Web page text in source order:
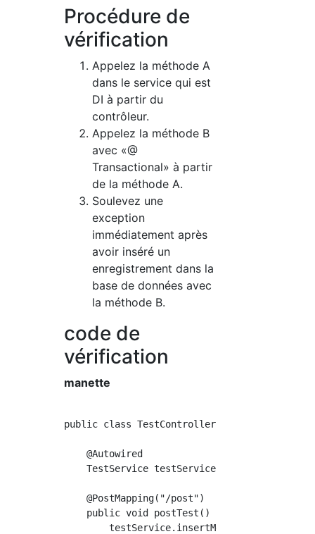
Procédure de
vérification
Appelez la méthode A
dans le service qui est
DI à partir du
contrôleur.
Appelez la méthode B
avec «@
Transactional» à partir
de la méthode A.
Soulevez une
exception
immédiatement après
avoir inséré un
enregistrement dans la
base de données avec
la méthode B.
code de
vérification
manette
public class TestController {
    @Autowired
    TestService testService;
    @PostMapping("/post")
    public void postTest() {
        testService.insertMethodA();